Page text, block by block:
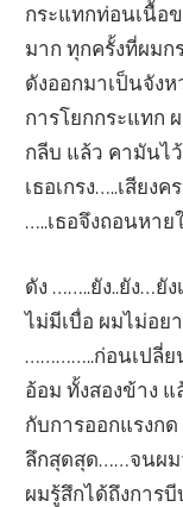
กระแทกท่อนเนื้อ
มาก ทุกครั้งที่ผมก
ดังออกมาเป็นจัง
การโยกกระแทก
กลีบ แล้ว คามันไ
เธอเกรง…..เสีย
…..เธอจึงถอนหาย
ดัง ……..ยัง..ยัง…ยั
ไม่มีเบื่อ ผมไม่อย
…………..ก่อนเปลี่ย
อ้อม ทั้งสองข้าง
กับการออกแรงก
ลึกสุดสุด……จนผม
ผมรู้สึกได้ถึงการ